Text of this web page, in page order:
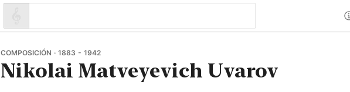
COMPOSICIÓN · 1883 - 1942
Nikolai Matveyevich Uvarov